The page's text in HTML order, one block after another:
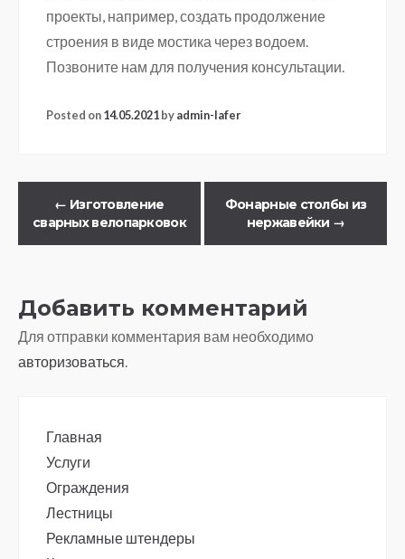
проекты, например, создать продолжение
строения в виде мостика через водоем.
Позвоните нам для получения консультации.
Posted on14.05.2021byadmin-lafer
← Изготовление
сварных велопарковок
Фонарные столбы из
нержавейки →
Добавить комментарий
Для отправки комментария вам необходимо
авторизоваться.
Главная
Услуги
Ограждения
Лестницы
Рекламные штендеры